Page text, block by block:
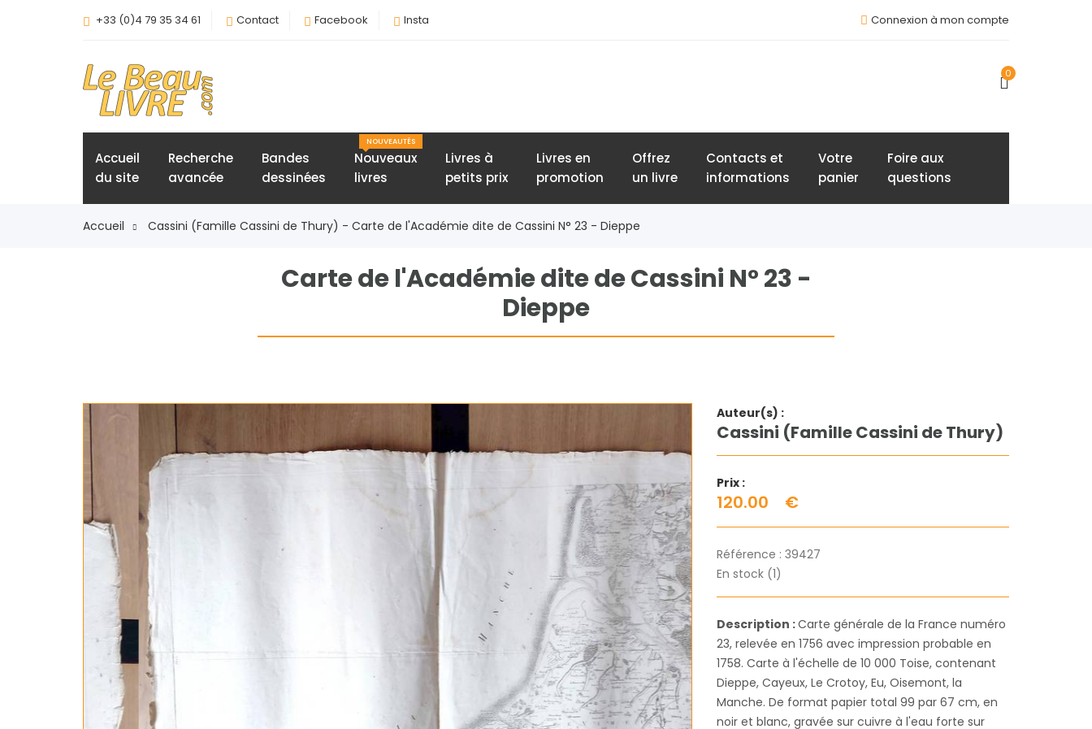
+33 (0)4 79 35 34 61 Contact Facebook Insta Connexion à mon compte
0
Accueil
du site
Recherche
avancée
Bandes
dessinées
Nouveaux
livres
NOUVEAUTÉS
Livres à
petits prix
Livres en
promotion
Offrez
un livre
Contacts et
informations
Votre
panier
Foire aux
questions
Accueil Cassini (Famille Cassini de Thury) - Carte de l'Académie dite de Cassini N° 23 - Dieppe
Carte de l'Académie dite de Cassini N° 23 -
Dieppe
Auteur(s) :
Cassini (Famille Cassini de Thury)
Prix :
120.00 €
Référence : 39427
En stock (1)
Description :Carte générale de la France numéro
23, relevée en 1756 avec impression probable en
1758. Carte à l'échelle de 10 000 Toise, contenant
Dieppe, Cayeux, Le Crotoy, Eu, Oisemont, la
Manche. De format papier total 99 par 67 cm, en
noir et blanc, gravée sur cuivre à l'eau forte sur